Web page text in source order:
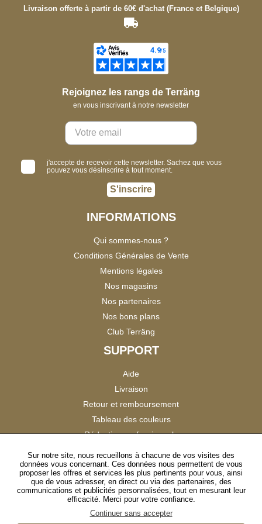
Livraison offerte à partir de 60€ d'achat (France et Belgique)
Rejoignez les rangs de Terräng
en vous inscrivant à notre newsletter
j'accepte de recevoir cette newsletter. Sachez que vous
pouvez vous désinscrire à tout moment.
S'inscrire
INFORMATIONS
Qui sommes-nous ?
Conditions Générales de Vente
Mentions légales
Nos magasins
Nos partenaires
Nos bons plans
Club Terräng
SUPPORT
Aide
Livraison
Retour et remboursement
Tableau des couleurs
Réduction professionnels
Satisfaction Clients
SUIVEZ-NOUS
Sur notre site, nous recueillons à chacune de vos visites des
données vous concernant. Ces données nous permettent de vous
proposer les offres et services les plus pertinents pour vous, ainsi
que de vous adresser, en direct ou via des partenaires, des
communications et publicités personnalisées, tout en mesurant leur
efficacité. Merci pour votre confiance.
Continuer sans accepter